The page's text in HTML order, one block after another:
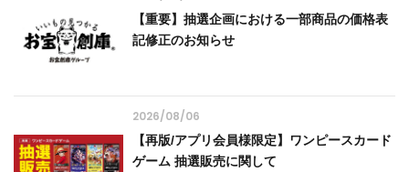
【重要】抽選企画における一部商品の価格表
記修正のお知らせ
2026/08/06
【再版/アプリ会員様限定】ワンピースカード
ゲーム 抽選販売に関して